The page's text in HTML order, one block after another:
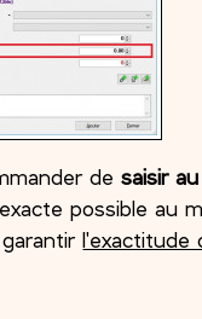
desaisir
possible au
garantirl'exactitude